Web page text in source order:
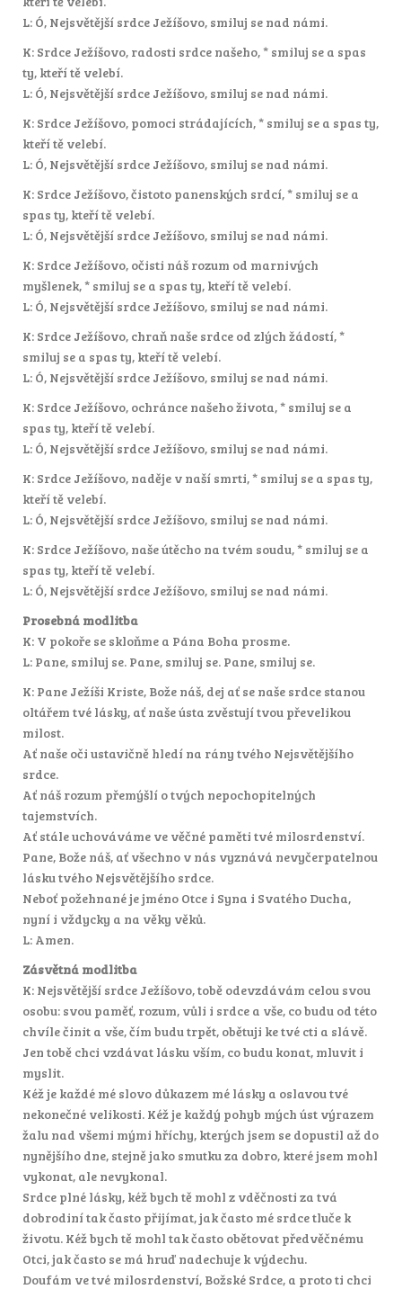
L: Ó, Nejsvětější srdce Ježíšovo, smiluj se nad námi.
K: Srdce Ježíšovo, radosti srdce našeho, * smiluj se a spas
ty, kteří tě velebí.
L: Ó, Nejsvětější srdce Ježíšovo, smiluj se nad námi.
K: Srdce Ježíšovo, pomoci strádajících, * smiluj se a spas ty,
kteří tě velebí.
L: Ó, Nejsvětější srdce Ježíšovo, smiluj se nad námi.
K: Srdce Ježíšovo, čistoto panenských srdcí, * smiluj se a
spas ty, kteří tě velebí.
L: Ó, Nejsvětější srdce Ježíšovo, smiluj se nad námi.
K: Srdce Ježíšovo, očisti náš rozum od marnivých
myšlenek, * smiluj se a spas ty, kteří tě velebí.
L: Ó, Nejsvětější srdce Ježíšovo, smiluj se nad námi.
K: Srdce Ježíšovo, chraň naše srdce od zlých žádostí, *
smiluj se a spas ty, kteří tě velebí.
L: Ó, Nejsvětější srdce Ježíšovo, smiluj se nad námi.
K: Srdce Ježíšovo, ochránce našeho života, * smiluj se a
spas ty, kteří tě velebí.
L: Ó, Nejsvětější srdce Ježíšovo, smiluj se nad námi.
K: Srdce Ježíšovo, naděje v naší smrti, * smiluj se a spas ty,
kteří tě velebí.
L: Ó, Nejsvětější srdce Ježíšovo, smiluj se nad námi.
K: Srdce Ježíšovo, naše útěcho na tvém soudu, * smiluj se a
spas ty, kteří tě velebí.
L: Ó, Nejsvětější srdce Ježíšovo, smiluj se nad námi.
Prosebná modlitba
K: V pokoře se skloňme a Pána Boha prosme.
L: Pane, smiluj se. Pane, smiluj se. Pane, smiluj se.
K: Pane Ježíši Kriste, Bože náš, dej ať se naše srdce stanou
oltářem tvé lásky, ať naše ústa zvěstují tvou převelikou
milost.
Ať naše oči ustavičně hledí na rány tvého Nejsvětějšího
srdce.
Ať náš rozum přemýšlí o tvých nepochopitelných
tajemstvích.
Ať stále uchováváme ve věčné paměti tvé milosrdenství.
Pane, Bože náš, ať všechno v nás vyznává nevyčerpatelnou
lásku tvého Nejsvětějšího srdce.
Neboť požehnané je jméno Otce i Syna i Svatého Ducha,
nyní i vždycky a na věky věků.
L: Amen.
Zásvětná modlitba
K: Nejsvětější srdce Ježíšovo, tobě odevzdávám celou svou
osobu: svou paměť, rozum, vůli i srdce a vše, co budu od této
chvíle činit a vše, čím budu trpět, obětuji ke tvé cti a slávě.
Jen tobě chci vzdávat lásku vším, co budu konat, mluvit i
myslit.
Kéž je každé mé slovo důkazem mé lásky a oslavou tvé
nekonečné velikosti. Kéž je každý pohyb mých úst výrazem
žalu nad všemi mými hříchy, kterých jsem se dopustil až do
nynějšího dne, stejně jako smutku za dobro, které jsem mohl
vykonat, ale nevykonal.
Srdce plné lásky, kéž bych tě mohl z vděčnosti za tvá
dobrodiní tak často přijímat, jak často mé srdce tluče k
životu. Kéž bych tě mohl tak často obětovat předvěčnému
Otci, jak často se má hruď nadechuje k výdechu.
Doufám ve tvé milosrdenství, Božské Srdce, a proto ti chci